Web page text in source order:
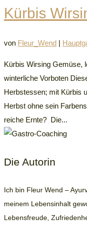
Kürbis
von Fleur_Wend |
Kürbis Wirsing Gemüse,
winterliche Vorboten
Herbstessen; mit Kürbis
Herbst ohne sein
reiche Ernte? Die...
Die Autorin
Ich bin Fleur Wend –
meinem Lebensinhalt
Lebensfreude,